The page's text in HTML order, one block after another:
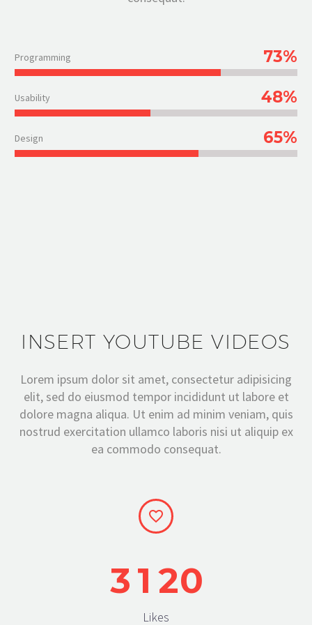
Programming 73%
Usability 48%
Design 65%
INSERT YOUTUBE VIDEOS
Lorem ipsum dolor sit amet, consectetur adipisicing
elit, sed do eiusmod tempor incididunt ut labore et
dolore magna aliqua. Ut enim ad minim veniam, quis
nostrud exercitation ullamco laboris nisi ut aliquip ex
ea commodo consequat.


31 20
Likes